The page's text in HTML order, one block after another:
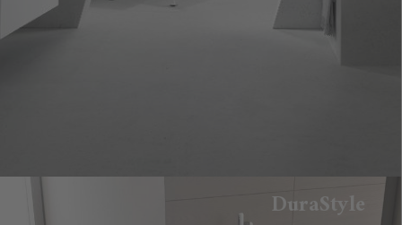
DuraStyle